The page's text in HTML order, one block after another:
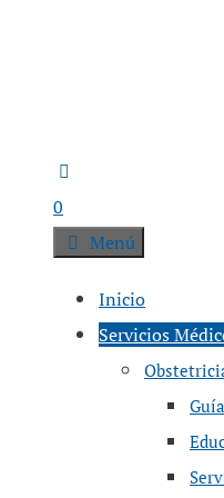
0
Menú
Inicio
Servicios